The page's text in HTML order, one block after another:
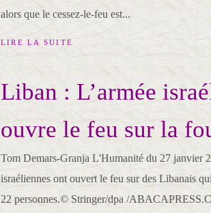
alors que le cessez-le-feu est...
LIRE LA SUITE
Liban : L’armée
ouvre le feu sur la
Tom Demars-Granja L'Humanité du 27 janvier
israéliennes ont ouvert le feu sur des Libanais
22 personnes.© Stringer/dpa /